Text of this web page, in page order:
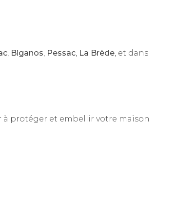
Biganos Pessac La Brède , et dans
à protéger et embellir votre maison